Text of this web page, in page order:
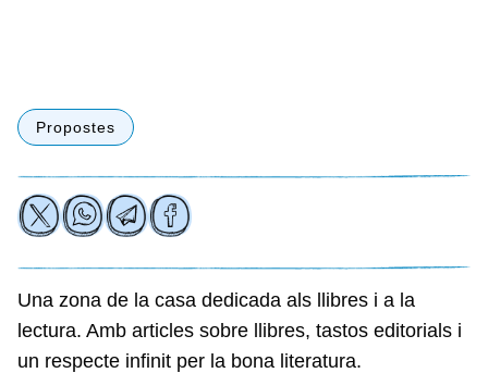
Propostes
Una zona de la casa dedicada als llibres i a la
lectura. Amb articles sobre llibres, tastos editorials i
un respecte infinit per la bona literatura.